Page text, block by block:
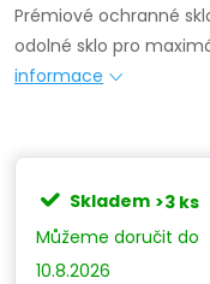
Prémiové ochranné
odolné sklo pro
informace
Skladem >3 ks
10.8.2026